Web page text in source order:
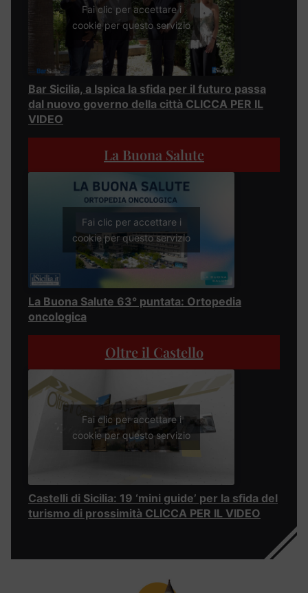
Fai clic per accettare i
cookie per questo servizio
Bar Sicilia, a Ispica la sfida per il futuro passa
dal nuovo governo della città CLICCA PER IL
VIDEO
La Buona Salute
Fai clic per accettare i
cookie per questo servizio
La Buona Salute 63° puntata: Ortopedia
oncologica
Oltre il Castello
Fai clic per accettare i
cookie per questo servizio
Castelli di Sicilia: 19 ‘mini guide’ per la sfida del
turismo di prossimità CLICCA PER IL VIDEO